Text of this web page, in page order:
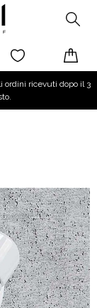
ordini ricevuti dopo il 3